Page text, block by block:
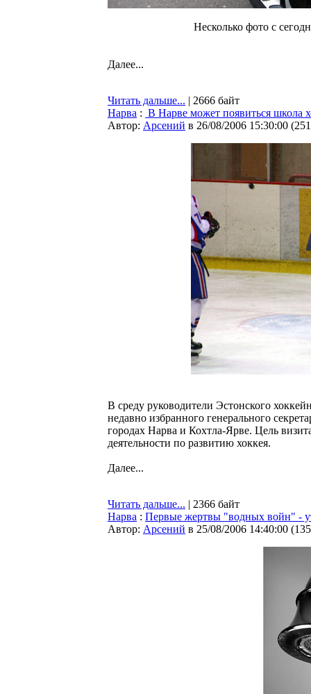
Несколько фото с
Далее...
Читать дальше... | 2666 байт
Нарва : В Нарве может появиться школа
Автор: Арсений в 26/08/2006 15:30:00 (
В среду руководители Эстонского
недавно избранного генерального
городах Нарва и Кохтла-Ярве. Цель
деятельности по развитию хоккея.
Далее...
Читать дальше... | 2366 байт
Нарва : Первые жертвы "водных войн" -
Автор: Арсений в 25/08/2006 14:40:00 (